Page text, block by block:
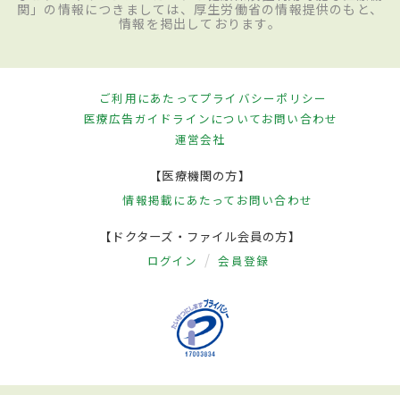
関」の情報につきましては、厚生労働省の情報提供のもと、
情報を掲出しております。
ご利用にあたってプライバシーポリシー
医療広告ガイドラインについてお問い合わせ
運営会社
【医療機関の方】
情報掲載にあたって お問い合わせ
【ドクターズ・ファイル会員の方】
ログイン 会員登録